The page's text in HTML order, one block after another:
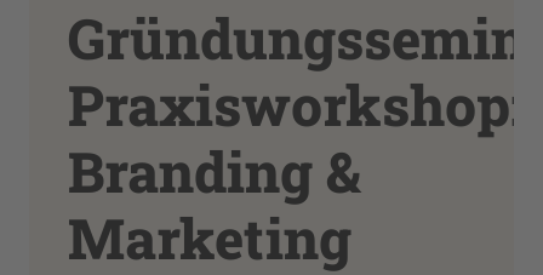
Praxisworkshop:
Branding &
Marketing